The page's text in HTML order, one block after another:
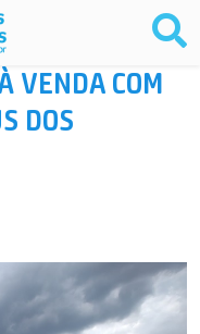
VENDA COM
DOS